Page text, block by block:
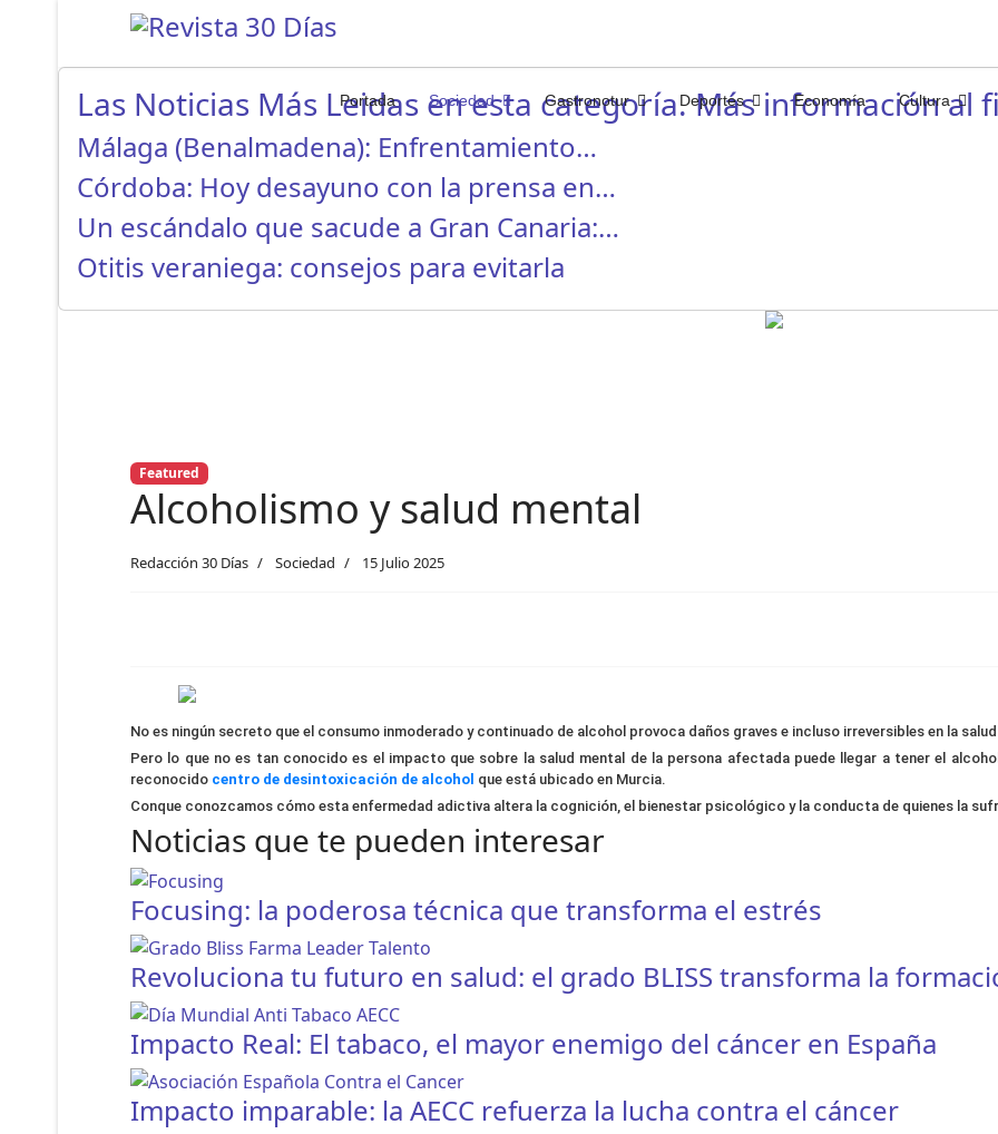
Portada Sociedad Gastronotur Deportes Economía Cultura
Las Noticias Más Leidas en esta categoría. Más información al
Málaga (Benalmadena): Enfrentamiento…
Córdoba: Hoy desayuno con la prensa en…
Un escándalo que sacude a Gran Canaria:…
Otitis veraniega: consejos para evitarla
Featured
Alcoholismo y salud mental
Redacción 30 Días Sociedad 15 Julio 2025
No es ningún secreto que el consumo inmoderado y continuado de alcohol provoca daños graves e incluso irreversibles en la
Pero lo que no es tan conocido es el impacto que sobre la salud mental de la persona afectada puede llegar a tener el
reconocido centro de desintoxicación de alcohol que está ubicado en Murcia.
Conque conozcamos cómo esta enfermedad adictiva altera la cognición, el bienestar psicológico y la conducta de quienes la
Noticias que te pueden interesar
Focusing: la poderosa técnica que transforma el estrés
Revoluciona tu futuro en salud: el grado BLISS transforma la
Impacto Real: El tabaco, el mayor enemigo del cáncer en España
Impacto imparable: la AECC refuerza la lucha contra el cáncer